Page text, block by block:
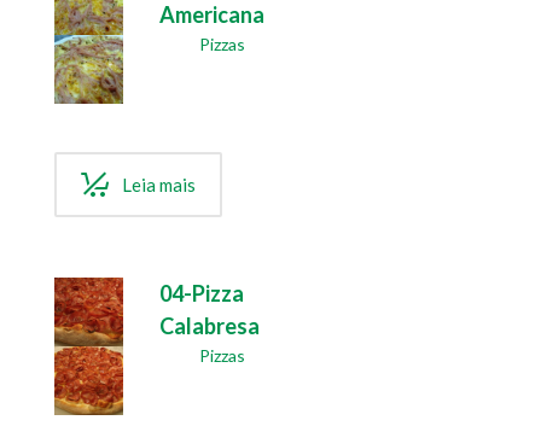
Americana
Pizzas
Leia mais
04-Pizza
Calabresa
Pizzas